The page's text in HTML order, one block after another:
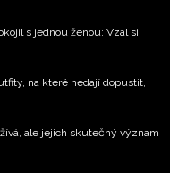
s jednou ženou: Vzal si
na které nedají dopustit,
ale jejich skutečný význam